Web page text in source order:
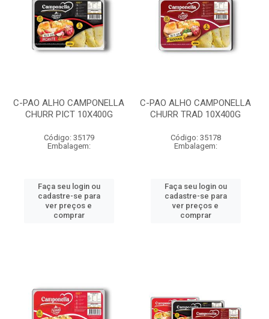
C-PAO ALHO CAMPONELLA
CHURR PICT 10X400G
Código: 35179
Embalagem:
Faça seu login ou
cadastre-se para
ver preços e
comprar
C-PAO ALHO CAMPONELLA
CHURR TRAD 10X400G
Código: 35178
Embalagem:
Faça seu login ou
cadastre-se para
ver preços e
comprar